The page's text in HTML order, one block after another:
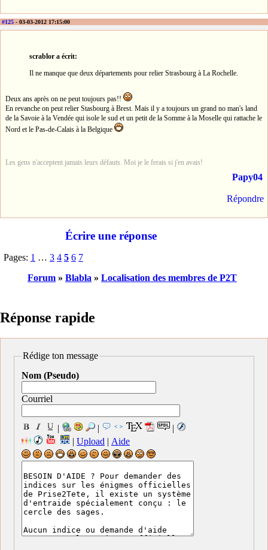
#125 - 03-03-2012 17:15:00
scrablor a écrit:
Il ne manque que deux départements pour relier Strasbourg à La Rochelle.
Deux ans après on ne peut toujours pas!!
En revanche on peut relier Stasbourg à Brest. Mais il y a toujours un grand no man's land
de la Savoie à la Vendée qui isole le sud et un petit de la Somme à la Moselle qui rattache le
Nord et le Pas-de-Calais à la Belgique
Les gens n'acceptent jamais leurs défauts. Moi je le ferais si j'en avais!
Papy04
Répondre
Écrire une réponse
Pages: 1 … 3 4 5 6 7
Forum » Blabla » Localisation des membres de P2T
Réponse rapide
Rédige ton message
Nom (Pseudo)
Courriel
| |
|
| Upload | Aide